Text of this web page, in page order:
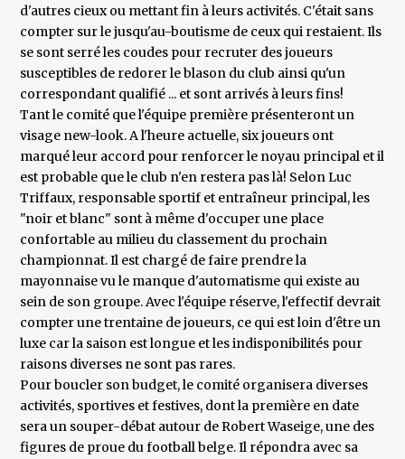
d'autres cieux ou mettant fin à leurs activités. C'était sans
compter sur le jusqu'au-boutisme de ceux qui restaient. Ils
se sont serré les coudes pour recruter des joueurs
susceptibles de redorer le blason du club ainsi qu'un
correspondant qualifié ... et sont arrivés à leurs fins!
Tant le comité que l'équipe première présenteront un
visage new-look. A l'heure actuelle, six joueurs ont
marqué leur accord pour renforcer le noyau principal et il
est probable que le club n'en restera pas là! Selon Luc
Triffaux, responsable sportif et entraîneur principal, les
"noir et blanc" sont à même d'occuper une place
confortable au milieu du classement du prochain
championnat. Il est chargé de faire prendre la
mayonnaise vu le manque d'automatisme qui existe au
sein de son groupe. Avec l'équipe réserve, l'effectif devrait
compter une trentaine de joueurs, ce qui est loin d'être un
luxe car la saison est longue et les indisponibilités pour
raisons diverses ne sont pas rares.
Pour boucler son budget, le comité organisera diverses
activités, sportives et festives, dont la première en date
sera un souper-débat autour de Robert Waseige, une des
figures de proue du football belge. Il répondra avec sa